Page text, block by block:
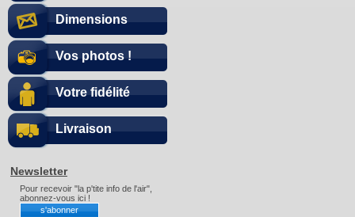
Dimensions
Vos photos !
Votre fidélité
Livraison
Newsletter
Pour recevoir "la p'tite info de l'air",
abonnez-vous ici !